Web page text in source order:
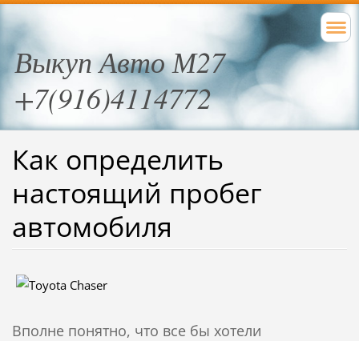
Выкуп Авто М27
+7(916)4114772
Как определить
настоящий пробег
автомобиля
Вполне понятно, что все бы хотели